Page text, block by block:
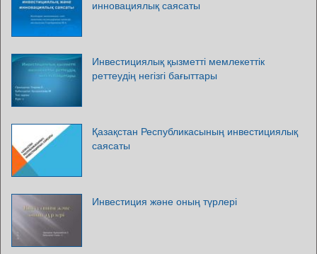
инновациялық саясаты
Инвестициялық қызметті мемлекеттік
реттеудің негізгі бағыттары
Қазақстан Республикасының инвестициялық
саясаты
Инвестиция және оның түрлері